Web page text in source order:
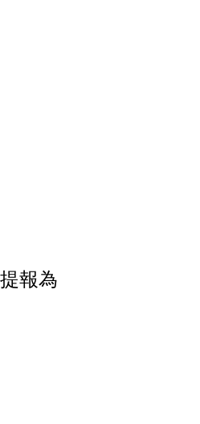
報為